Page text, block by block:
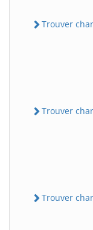
Trouver
Trouver
Trouver